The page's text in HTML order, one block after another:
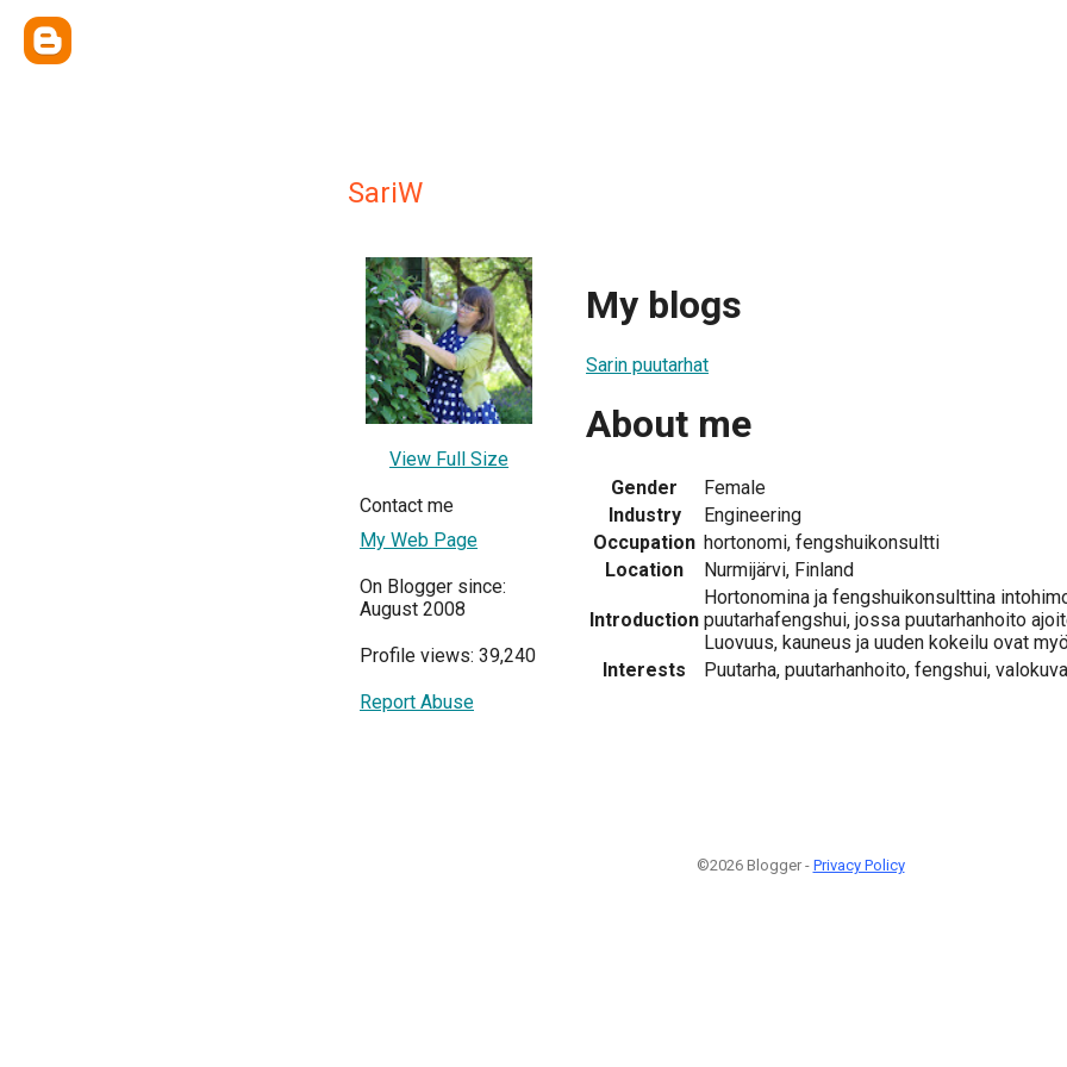
SariW
View Full Size
Contact me
My Web Page
On Blogger since:
August 2008
Profile views: 39,240
Report Abuse
My blogs
Sarin puutarhat
About me
Gender
Female
Industry
Engineering
Occupation hortonomi, fengshuikonsultti
Location
Nurmijärvi, Finland
Introduction
Hortonomina ja fengshuikonsulttina
puutarhafengshui, jossa puutarhanhoito
Luovuus, kauneus ja uuden kokeilu ovat
Interests
Puutarha, puutarhanhoito, fengshui,
©2026 Blogger - Privacy Policy